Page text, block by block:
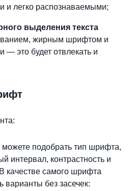
и легко распознаваемыми;
выделения текста
жирным шрифтом и
— это будет отвлекать и
подобрать тип шрифта,
интервал, контрастность и
качестве самого шрифта
варианты без засечек: